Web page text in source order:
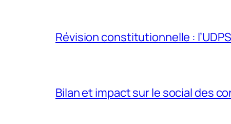
Révision constitutionnelle :
Bilan et impact sur le social des